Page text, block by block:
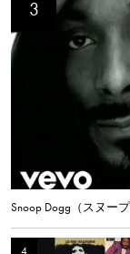
Snoop Dogg（スヌー